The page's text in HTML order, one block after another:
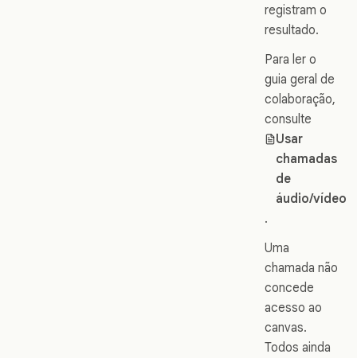
registram o
resultado.
Para ler o
guia geral de
colaboração,
consulte
Usar
chamadas
de
áudio/vídeo
.
Uma
chamada não
concede
acesso ao
canvas.
Todos ainda